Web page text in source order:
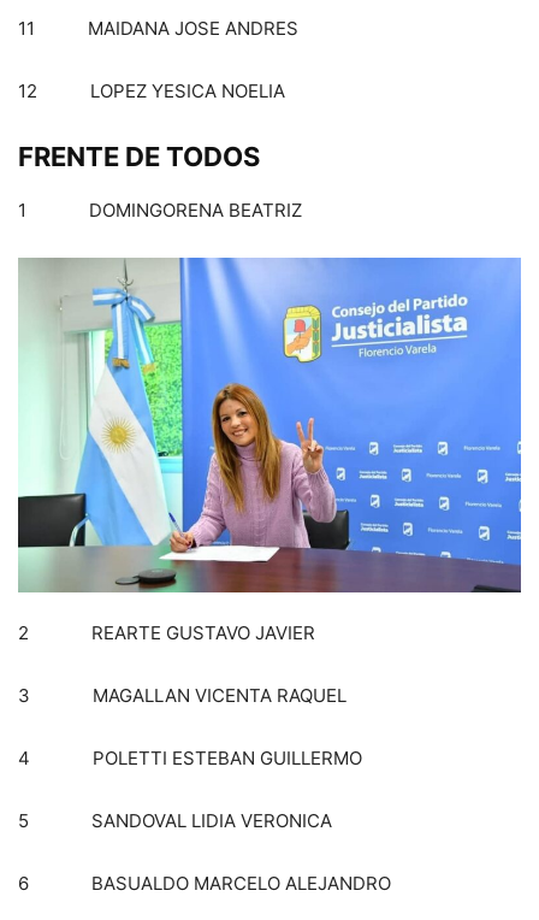
11 MAIDANA JOSE ANDRES
12 LOPEZ YESICA NOELIA
FRENTE DE TODOS
1 DOMINGORENA BEATRIZ
2 REARTE GUSTAVO JAVIER
3 MAGALLAN VICENTA RAQUEL
4 POLETTI ESTEBAN GUILLERMO
5 SANDOVAL LIDIA VERONICA
6 BASUALDO MARCELO ALEJANDRO